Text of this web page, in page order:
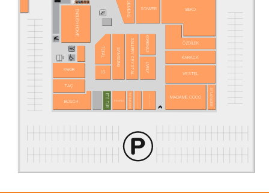
BOSCH EFTALYA DERİ
ETS TUR
GALLERY CRYSTAL KARACA
KORKMAZ
LG
MADAME COCO
MAVİ MAKAS TERZİ
ÖZDİLEK
PROFİLO
SAMSUNG
SCHAFER
SIEMENS
TAÇ
TEFAL
VESTEL
LIVELY
TATİLBUDUR
BEKO
ENGLISH HOME
FAKİR
TOYASU PETSHOP